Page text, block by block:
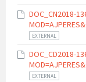
DOC_CN2018-
EXTERNAL
DOC_CD2018-
EXTERNAL